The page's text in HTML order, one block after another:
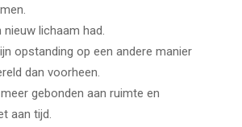
lichaam had.
opstanding op een andere manier
dan voorheen.
gebonden aan ruimte en
aan tijd.